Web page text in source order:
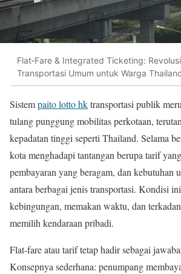
Flat‑Fare & Integrated Ticketing:
Transportasi Umum untuk Warga
Sistempaito lotto hktransportasi publik
tulang punggung mobilitas perkotaan,
kepadatan tinggi seperti Thailand. Selama
kota menghadapi tantangan berupa tarif
pembayaran yang beragam, dan kebutuhan
antara berbagai jenis transportasi. Kondisi
kebingungan, memakan waktu, dan
memilih kendaraan pribadi.
Flat-fare atau tarif tetap hadir sebagai
Konsepnya sederhana: penumpang